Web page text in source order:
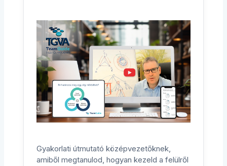
Gyakorlati útmutató középvezetőknek,
amiből megtanulod, hogyan kezeld a felülről